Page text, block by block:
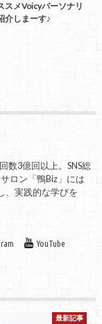
スメVoicyパーソナリ
介しまーす♪
数3億回以上。SNS総
ロン「鴨Biz」には
、実践的な学びを
YouTube
最新記事